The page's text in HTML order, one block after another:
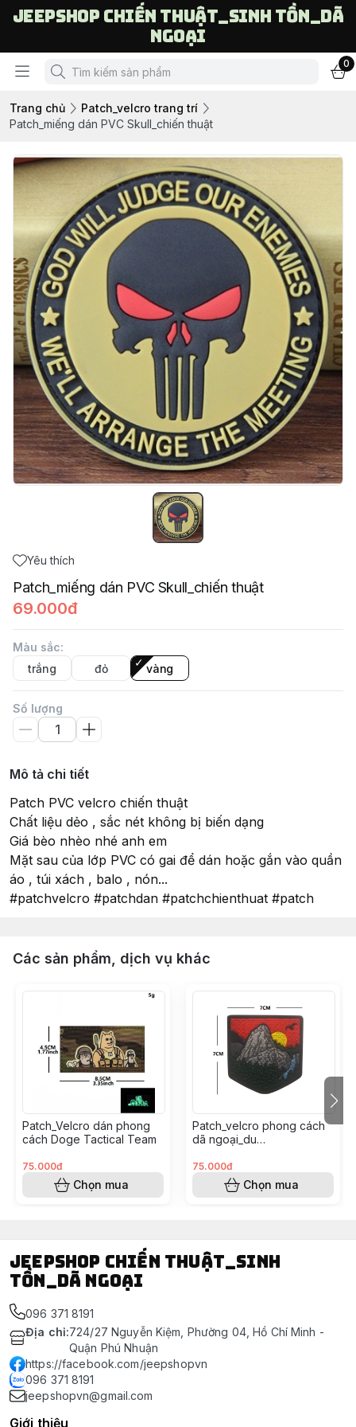
Jeepshop chiến thuật_sinh tồn_dã
ngoại
0
Trang chủ
Patch_velcro trang trí
Patch_miếng dán PVC Skull_chiến thuật
Yêu thích
Patch_miếng dán PVC Skull_chiến thuật
69.000đ
Màu sắc:
trắng
đỏ vàng
Số lượng
Mô tả chi tiết
Patch PVC velcro chiến thuật
Chất liệu dẻo , sắc nét không bị biến dạng
Giá bèo nhèo nhé anh em
Mặt sau của lớp PVC có gai để dán hoặc gắn vào quần
áo , túi xách , balo , nón...
#patchvelcro #patchdan #patchchienthuat #patch
Các sản phẩm, dịch vụ khác
Patch_Velcro dán phong
cách Doge Tactical Team
75.000đ
Chọn mua
Patch_velcro phong cách
dã ngoại_du
adventure
75.000đ
Chọn mua
Jeepshop chiến thuật_sinh
tồn_dã ngoại
096 371 8191
Địa chỉ:724/27 Nguyễn Kiệm, Phường 04, Hồ Chí Minh -
Quận Phú Nhuận
https://facebook.com/jeepshopvn
096 371 8191
jeepshopvn@gmail.com
Giới thiệu